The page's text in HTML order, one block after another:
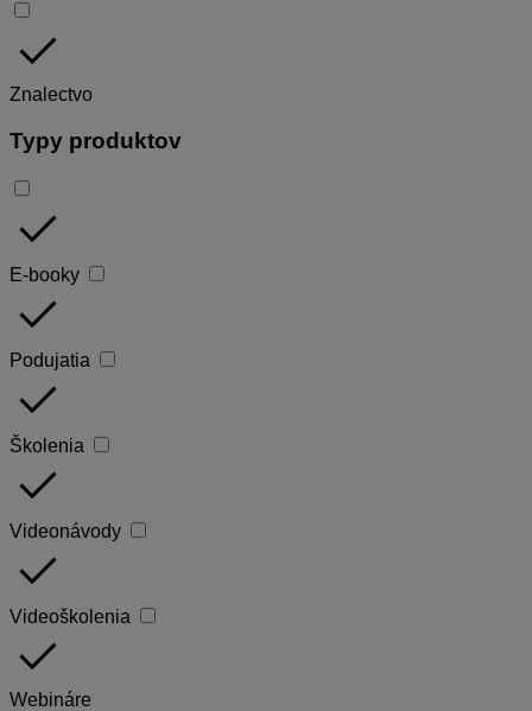
done
Znalectvo
Typy produktov
done
E-booky
done
Podujatia
done
Školenia
done
Videonávody
done
Videoškolenia
done
Webináre